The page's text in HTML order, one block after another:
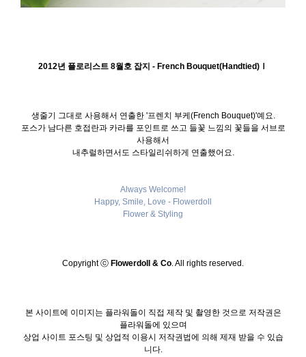
2012년 플로리스트 8월호 잡지 - French Bouquet(Handtied)Ⅰ
생줄기 그대로 사용해서 연출한 '프렌치 부케(French Bouquet)'예요.
포스가 남다른 호접란과 카라를 포인트로 쓰고 들꽃 느낌의 꽃들을 서브로
사용해서
내추럴하면서도 스타일리쉬하게 연출했어요.
Always Welcome!
Happy, Smile, Love - Flowerdoll
Flower & Styling
Copyright ⓒ Flowerdoll & Co. All rights reserved.
본 사이트에 이미지는 플라워돌이 직접 제작 및 촬영한 것으로 저작권은
플라워돌에 있으며
상업 사이트 포스팅 및 상업적 이용시 저작권법에 의해 제재 받을 수 있습
니다.